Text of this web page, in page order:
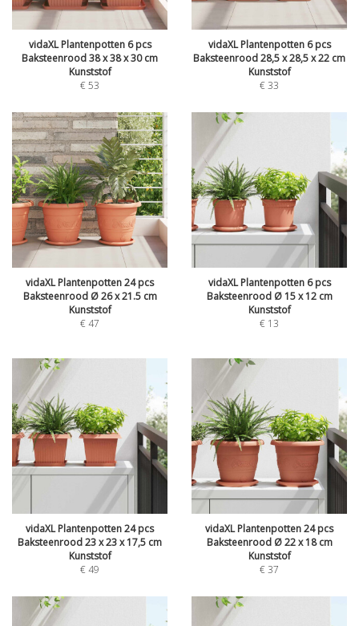
vidaXL Plantenpotten 6 pcs
Baksteenrood 38 x 38 x 30 cm
Kunststof
€53
vidaXL Plantenpotten 6 pcs
Baksteenrood 28,5 x 28,5 x 22 cm
Kunststof
€33
vidaXL Plantenpotten 24 pcs
Baksteenrood Ø 26 x 21.5 cm
Kunststof
€47
vidaXL Plantenpotten 6 pcs
Baksteenrood Ø 15 x 12 cm
Kunststof
€ 13
vidaXL Plantenpotten 24 pcs
Baksteenrood 23 x 23 x 17,5 cm
Kunststof
€49
vidaXL Plantenpotten 24 pcs
Baksteenrood Ø 22 x 18 cm
Kunststof
€37